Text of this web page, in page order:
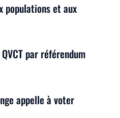
populations et aux
par référendum
appelle à voter